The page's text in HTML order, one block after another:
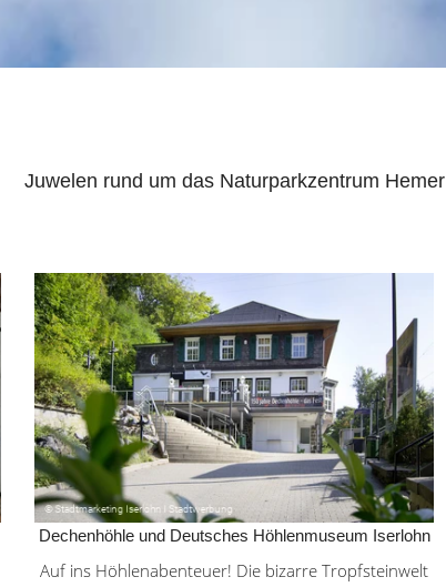
Juwelen rund um das Naturparkzentrum Hemer
Dechenhöhle und Deutsches Höhlenmuseum Iserlohn
Auf ins Höhlenabenteuer! Die bizarre Tropfsteinwelt